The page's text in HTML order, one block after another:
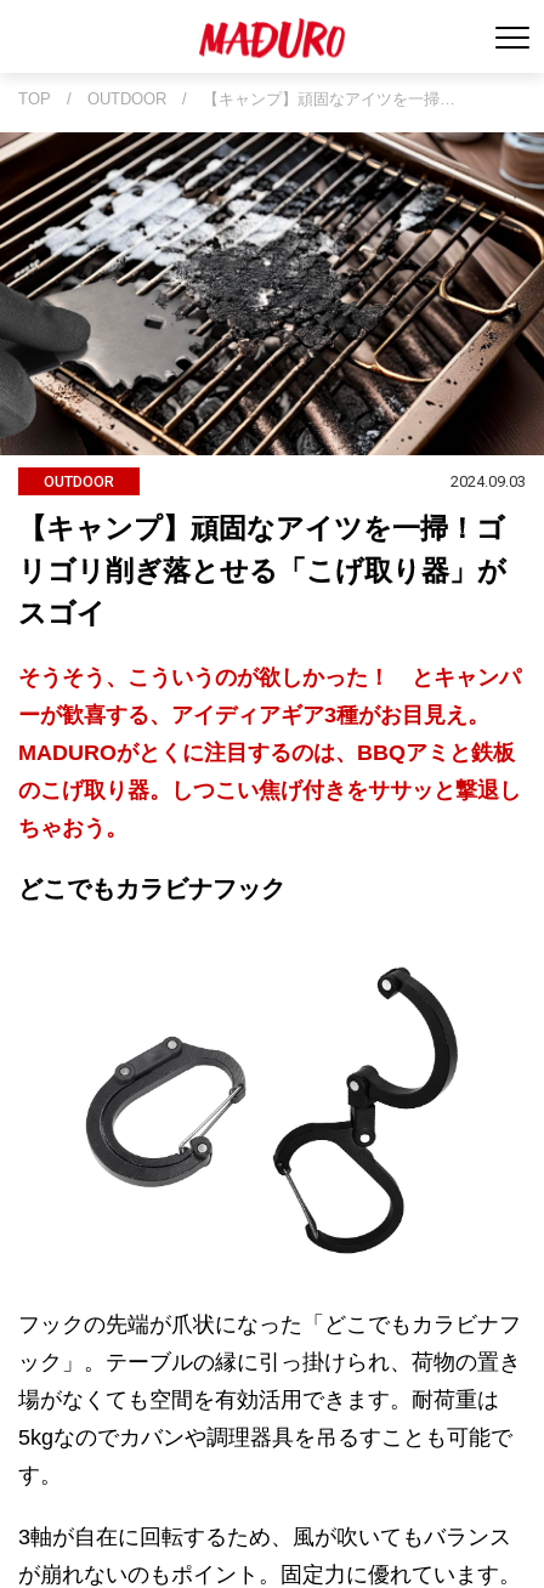
TOP / OUTDOOR / 【キャンプ】頑固なアイツを一掃…
OUTDOOR 2024.09.03
【キャンプ】頑固なアイツを一掃！ゴ
リゴリ削ぎ落とせる「こげ取り器」が
スゴイ
そうそう、こういうのが欲しかった！ とキャンパ
ーが歓喜する、アイディアギア3種がお目見え。
MADUROがとくに注目するのは、BBQアミと鉄板
のこげ取り器。しつこい焦げ付きをササッと撃退し
ちゃおう。
どこでもカラビナフック
フックの先端が爪状になった「どこでもカラビナフ
ック」。テーブルの縁に引っ掛けられ、荷物の置き
場がなくても空間を有効活用できます。耐荷重は
5kgなのでカバンや調理器具を吊るすことも可能で
す。
3軸が自在に回転するため、風が吹いてもバランス
が崩れないのもポイント。固定力に優れています。